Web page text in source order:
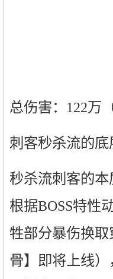
总伤害：122万
刺客秒杀流的底
秒杀流刺客的
根据BOSS特性
牲部分暴伤换
骨】即将上线